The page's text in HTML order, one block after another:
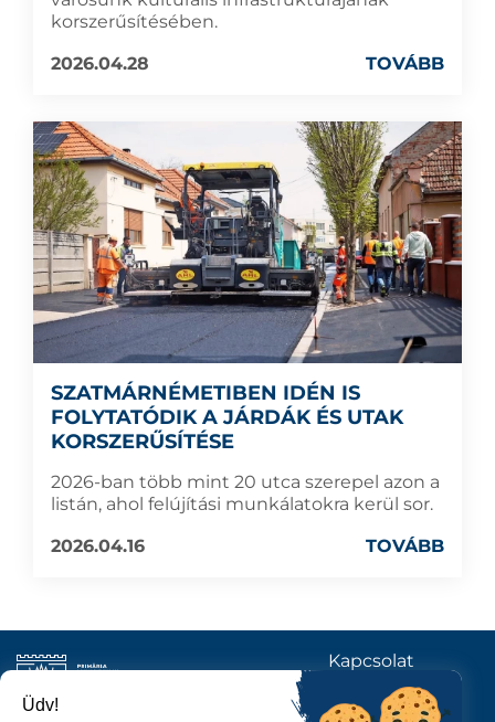
korszerűsítésében.
2026.04.28
TOVÁBB
SZATMÁRNÉMETIBEN IDÉN IS
FOLYTATÓDIK A JÁRDÁK ÉS UTAK
KORSZERŰSÍTÉSE
2026-ban több mint 20 utca szerepel azon a
listán, ahol felújítási munkálatokra kerül sor.
2026.04.16
TOVÁBB
Kapcsolat
KÖVESSENEK
Üdv!